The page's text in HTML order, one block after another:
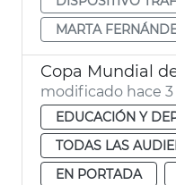
MARTA
Copa Mundial
modificado hace 3
EDUCACIÓN Y
TODAS LAS
EN PORTADA